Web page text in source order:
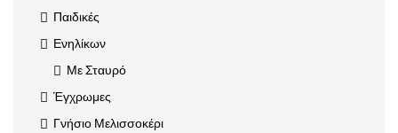
Παιδικές
Ενηλίκων
Με Σταυρό
Έγχρωμες
Γνήσιο Μελισσοκέρι